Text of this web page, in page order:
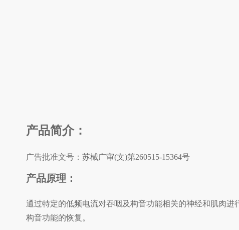
产品简介：
广告批准文号： 苏械广审(文)第260515-15364号
产品原理：
通过特定的低频电流对吞咽及构音功能相关的神经和肌肉
构音功能的恢复。